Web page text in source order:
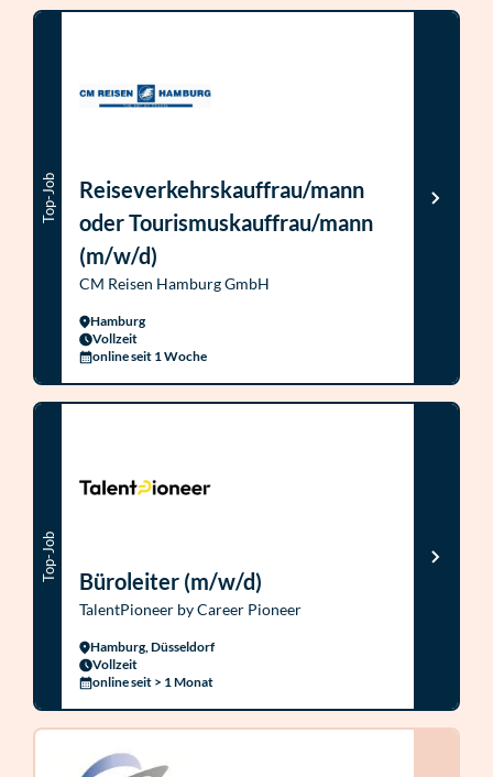
Top-Job
Reiseverkehrskauffrau/mann
oder Tourismuskauffrau/mann
(m/w/d)
CM Reisen Hamburg GmbH
Hamburg
Vollzeit
online seit 1 Woche
Top-Job Büroleiter (m/w/d)
TalentPioneer by Career Pioneer
Hamburg, Düsseldorf
Vollzeit
online seit > 1 Monat